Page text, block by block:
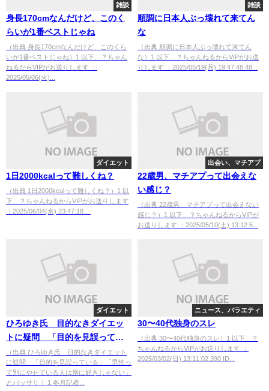
雑談
身長170cmなんだけど、このく
らいが1番ベストじゃね
（出典 身長170cmなんだけど、このくら
いが1番ベストじゃね）1 以下、？ちゃん
ねるからVIPがお送りします ：
2025/05/06(火)...
雑談
順調に日本人ぶっ壊れて来てん
な
（出典 順調に日本人ぶっ壊れて来てん
な）1 以下、？ちゃんねるからVIPがお送
りします ：2025/05/19(月) 19:47:48.48...
ダイエット
1日2000kcalって難しくね？
（出典 1日2000kcalって難しくね？）1 以
下、？ちゃんねるからVIPがお送りします
：2025/06/04(水) 23:47:18....
出会い、マチアプ
22歳男、マチアプって出会えな
い感じ？
（出典 22歳男、マチアプって出会えない
感じ？）1 以下、？ちゃんねるからVIPが
お送りします ：2025/05/10(土) 13:12:5...
ダイエット
ひろゆき氏 目的なきダイエッ
トに疑問 「目的を見誤ってい
る」「男性って別にやせている
人は別に好きじゃない」とバッ
サリ [冬月記者★]
（出典 ひろゆき氏 目的なきダイエット
に疑問 「目的を見誤っている」「男性っ
て別にやせている人は別に好きじゃない」
とバッサリ ）1 冬月記者...
ニュース、バラエティ
30〜40代独身のスレ
（出典 30〜40代独身のスレ）1 以下、？
ちゃんねるからVIPがお送りします ：
2025/03/02(日) 13:11:02.390 ID...